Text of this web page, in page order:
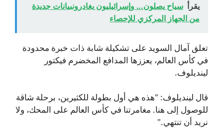
يقرأ سياح يصلون... وإسرائيليون يغادرونبيانات جديدة
من الجهاز المركزي للإحصاء
تعلق آمال السويد على تشكيلة شابة ذات خبرة محدودة
في كأس العالم، يعززها المدافع المخضرم فيكتور
لينديلوف.
قال لينديلوف: "هذه هي أول بطولة للكثيرين، برحلة شاقة
للوصول إلى هنا. مغامرتنا في كأس العالم على المحك، ولا
نريد أن تنتهي."